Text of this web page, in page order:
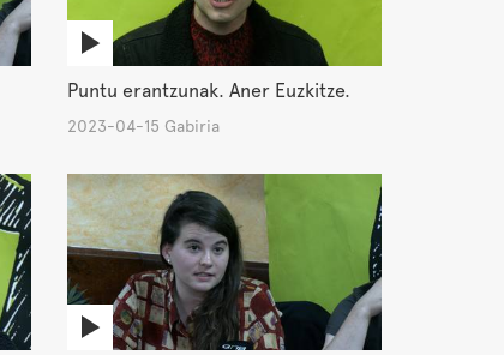
Puntu erantzunak. Aner Euzkitze.
2023-04-15 Gabiria